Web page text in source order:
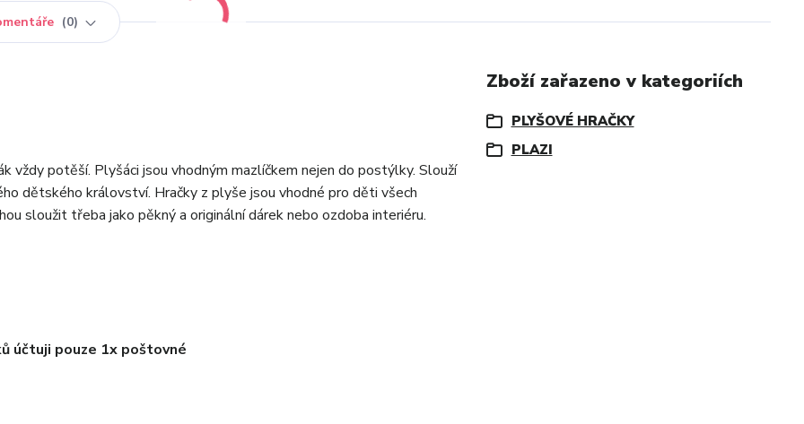
0
vždy potěší. Plyšáci jsou vhodným mazlíčkem nejen do postýlky. Slouží
dětského království. Hračky z plyše jsou vhodné pro děti všech
sloužit třeba jako pěkný a originální dárek nebo ozdoba interiéru.
účtuji pouze 1x poštovné
Zboží zařazeno v kategoriích
PLYŠOVÉ HRAČKY
PLAZI